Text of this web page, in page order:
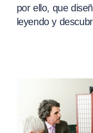
por ello, que
leyendo y